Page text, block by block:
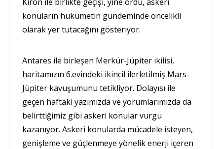
konuların hükümetin gündeminde öncelikli
olarak yer tutacağını gösteriyor.
Antares ile birleşen Merkür-Jüpiter ikilisi,
haritamızın 6.evindeki ikincil ilerletilmiş Mars-
Jüpiter kavuşumunu tetikliyor. Dolayısı ile
geçen haftaki yazımızda ve yorumlarımızda da
belirttiğimiz gibi askeri konular vurgu
kazanıyor. Askeri konularda mücadele isteyen,
genişleme ve güçlenmeye yönelik enerji içeren